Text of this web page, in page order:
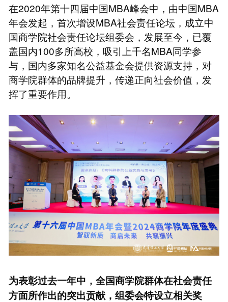
在2020年第十四届中国MBA峰会中，由中国MBA
年会发起，首次增设MBA社会责任论坛，成立中
国商学院社会责任论坛组委会，发展至今，已覆
盖国内100多所高校，吸引上千名MBA同学参
与，国内多家知名公益基金会提供资源支持，对
商学院群体的品牌提升，传递正向社会价值，发
挥了重要作用。
为表彰过去一年中，全国商学院群体在社会责任
方面所作出的突出贡献，组委会特设立相关奖